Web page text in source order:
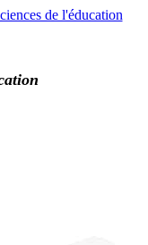
de l'éducation